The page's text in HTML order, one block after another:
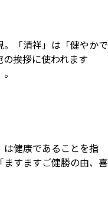
「清祥」は「健やかで
挨拶に使われます
健康であることを指
ますますご健勝の由、喜